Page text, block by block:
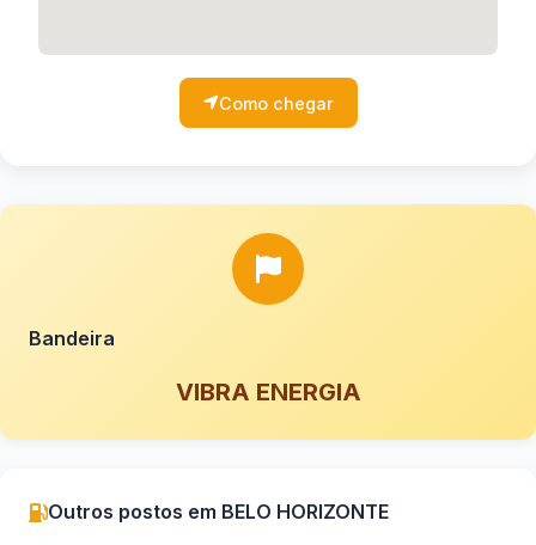
Como chegar
Bandeira
VIBRA ENERGIA
Outros postos em BELO HORIZONTE